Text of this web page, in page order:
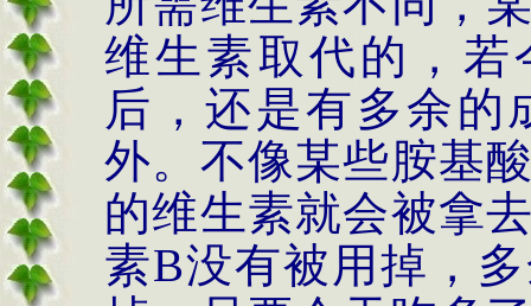
维生素取代的，
后，还是有多余的
外。不像某些胺基
的维生素就会被拿
素B没有被用掉，